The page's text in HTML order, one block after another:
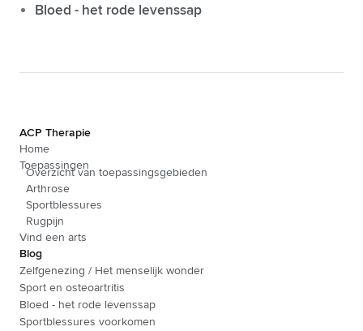
Bloed - het rode levenssap
ACP Therapie
Home
Toepassingen
Overzicht van toepassingsgebieden
Arthrose
Sportblessures
Rugpijn
Vind een arts
Blog
Zelfgenezing / Het menselijk wonder
Sport en osteoartritis
Bloed - het rode levenssap
Sportblessures voorkomen